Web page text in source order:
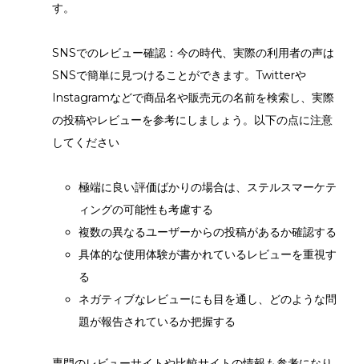
す。
SNSでのレビュー確認：今の時代、実際の利用者の声は
SNSで簡単に見つけることができます。Twitterや
Instagramなどで商品名や販売元の名前を検索し、実際
の投稿やレビューを参考にしましょう。以下の点に注意
してください
極端に良い評価ばかりの場合は、ステルスマーケテ
ィングの可能性も考慮する
複数の異なるユーザーからの投稿があるか確認する
具体的な使用体験が書かれているレビューを重視す
る
ネガティブなレビューにも目を通し、どのような問
題が報告されているか把握する